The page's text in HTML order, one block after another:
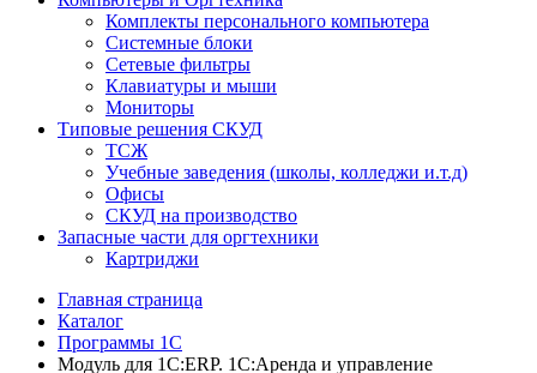
Комплекты персонального компьютера
Системные блоки
Сетевые фильтры
Клавиатуры и мыши
Мониторы
Типовые решения СКУД
ТСЖ
Учебные заведения (школы, колледжи и.т.д)
Офисы
СКУД на производство
Запасные части для оргтехники
Картриджи
Главная страница
Каталог
Программы 1С
Модуль для 1С:ERP. 1C:Аренда и управление